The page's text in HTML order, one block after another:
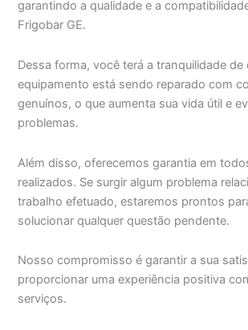
garantindo a qualidade e a
Frigobar GE.
Dessa forma, você terá a tranquilidade de
equipamento está sendo reparado com
genuínos, o que aumenta sua vida útil e
problemas.
Além disso, oferecemos garantia em
realizados. Se surgir algum problema
trabalho efetuado, estaremos prontos
solucionar qualquer questão pendente.
Nosso compromisso é garantir a sua
proporcionar uma experiência positiva
serviços.